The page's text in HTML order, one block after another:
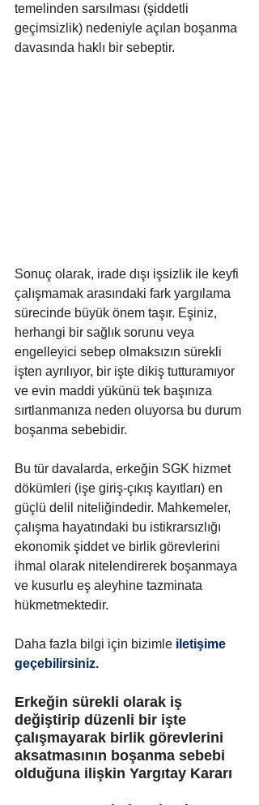
temelinden sarsılması (şiddetli
geçimsizlik) nedeniyle açılan boşanma
davasında haklı bir sebeptir.
Sonuç olarak, irade dışı işsizlik ile keyfi
çalışmamak arasındaki fark yargılama
sürecinde büyük önem taşır. Eşiniz,
herhangi bir sağlık sorunu veya
engelleyici sebep olmaksızın sürekli
işten ayrılıyor, bir işte dikiş tutturamıyor
ve evin maddi yükünü tek başınıza
sırtlanmanıza neden oluyorsa bu durum
boşanma sebebidir.
Bu tür davalarda, erkeğin SGK hizmet
dökümleri (işe giriş-çıkış kayıtları) en
güçlü delil niteliğindedir. Mahkemeler,
çalışma hayatındaki bu istikrarsızlığı
ekonomik şiddet ve birlik görevlerini
ihmal olarak nitelendirerek boşanmaya
ve kusurlu eş aleyhine tazminata
hükmetmektedir.
Daha fazla bilgi için bizimle iletişime
geçebilirsiniz.
Erkeğin sürekli olarak iş
değiştirip düzenli bir işte
çalışmayarak birlik görevlerini
aksatmasının boşanma sebebi
olduğuna ilişkin Yargıtay Kararı